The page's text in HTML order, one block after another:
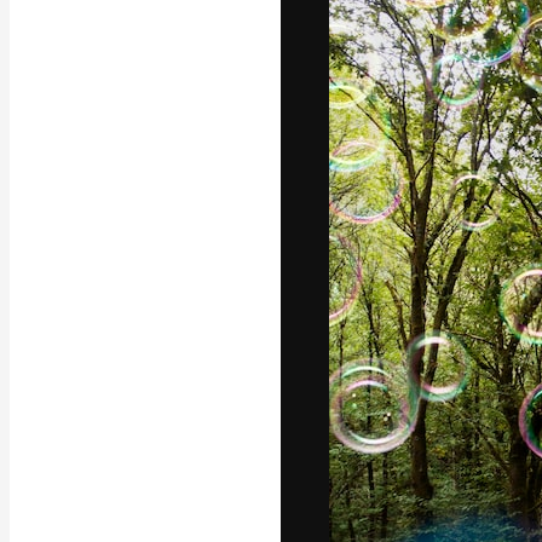
La piattaforma
migliori lavori.
creativi,
Italiano
Copyright ©